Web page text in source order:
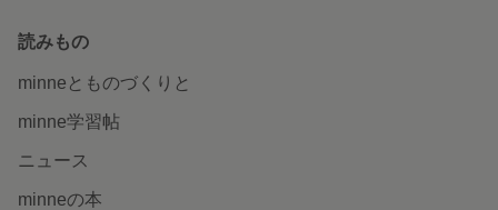
読みもの
minneとものづくりと
minne学習帖
ニュース
minneの本